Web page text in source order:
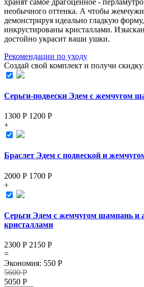
необычного оттенка. А чтобы
демонстрируя идеально гладкую
инкрустированы кристаллами.
достойно украсит ваши ушки.
Рекомендации по уходу
Создай свой комплект и получи скидку:
Серьги-подвески Эдем с жемчугом
1300 Р 1200 Р
+
Браслет Эдем с подвеской и
2000 Р 1700 Р
+
Серьги Эдем с жемчугом шампань и
кристаллами
2300 Р 2150 Р
=
Экономия: 550 Р
5600Р
5050 Р